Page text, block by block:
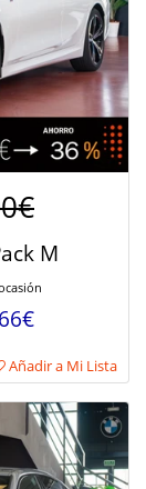
M
Añadir a Mi Lista